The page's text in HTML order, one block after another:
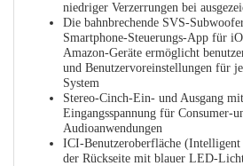
niedriger Verzerrungen bei
Die bahnbrechende SVS-
Smartphone-Steuerungs-App für
Amazon-Geräte ermöglicht
und Benutzervoreinstellungen für
System
Stereo-Cinch-Ein- und Ausgang
Eingangsspannung für Consumer-
Audioanwendungen
ICI-Benutzeroberfläche
der Rückseite mit blauer LED-